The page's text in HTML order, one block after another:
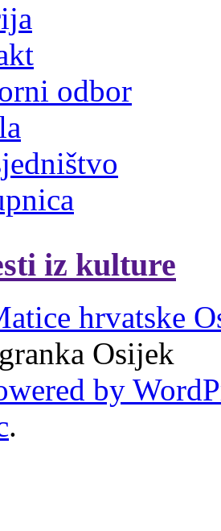
odbor
iz kulture
hrvatske
Osijek
by
.